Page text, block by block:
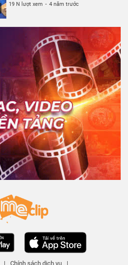
19 N lượt xem - 4 năm trước
| Chính sách dịch vụ |